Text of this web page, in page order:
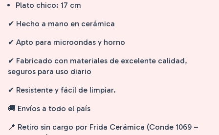
Plato chico: 17 cm
✔ Hecho a mano en cerámica
✔ Apto para microondas y horno
✔ Fabricado con materiales de excelente calidad,
seguros para uso diario
✔ Resistente y fácil de limpiar.
🚚 Envíos a todo el país
📍 Retiro sin cargo por Frida Cerámica (Conde 1069 –